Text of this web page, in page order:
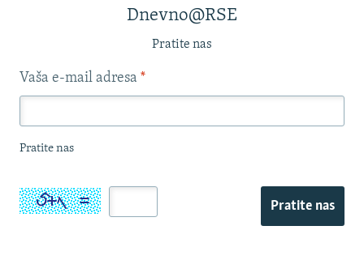
Dnevno@RSE
Pratite nas
Vaša e-mail adresa *
Pratite nas
Pratite nas